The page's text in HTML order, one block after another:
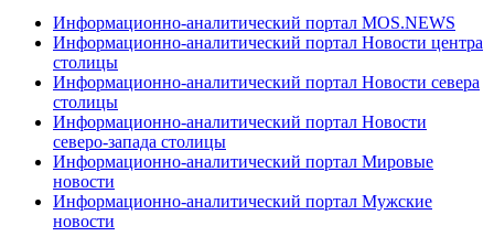
Информационно-аналитический портал MOS.NEWS
Информационно-аналитический портал Новости центра
столицы
Информационно-аналитический портал Новости севера
столицы
Информационно-аналитический портал Новости
северо-запада столицы
Информационно-аналитический портал Мировые
новости
Информационно-аналитический портал Мужские
новости